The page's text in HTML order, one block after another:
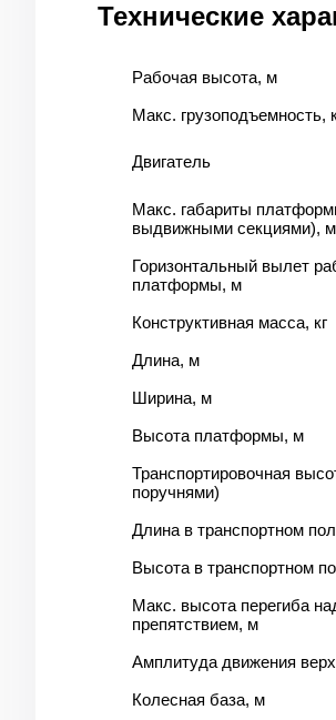
Технические
Рабочая высота, м
Макс. грузоподъемность,
Двигатель
Макс. габариты
выдвижными секциями), м
Горизонтальный вылет
платформы, м
Конструктивная масса, кг
Длина, м
Ширина, м
Высота платформы, м
Транспортировочная
поручнями)
Длина в транспортном
Высота в транспортном
Макс. высота перегиба
препятствием, м
Амплитуда движения
Колесная база, м